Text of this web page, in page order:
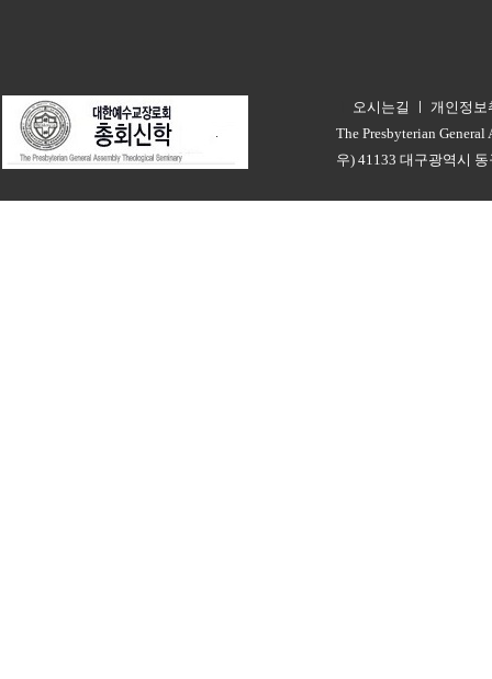
오시는길 ㅣ 개인정보
The Presbyterian
우) 41133 대구광역시